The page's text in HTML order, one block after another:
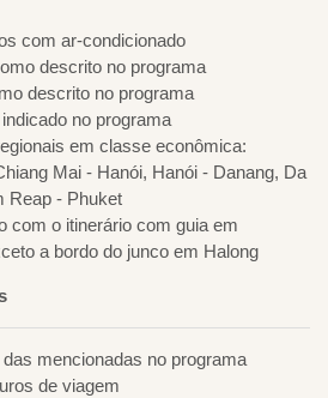
com ar-condicionado
descrito no programa
descrito no programa
no programa
em classe econômica:
Mai - Hanói, Hanói - Danang, Da
Reap - Phuket
com o itinerário com guia em
a bordo do junco em Halong
mencionadas no programa
de viagem